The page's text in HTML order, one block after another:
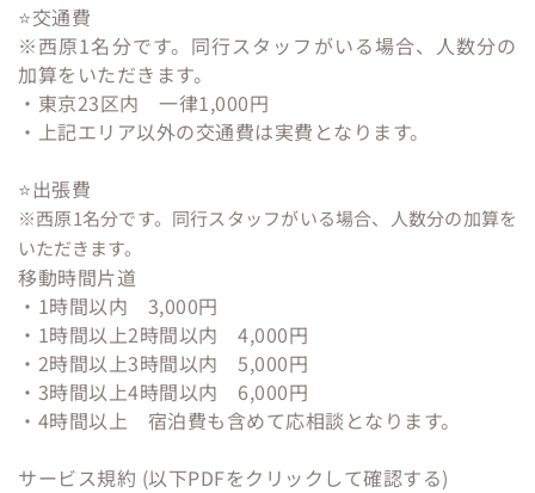
​⭐️交通費
※西原1名分です。同行スタッフがいる場合、人数分の
加算をいただきます。
・東京23区内　一律1,000円
​・上記エリア以外の交通費は実費となります。
⭐️出張費
※西原1名分です。同行スタッフがいる場合、人数分の加算を
いただきます。
移動時間片道
・1時間以内　3,000円
・1時間以上2時間以内　4,000円
・2時間以上3時間以内　5,000円
・3時間以上4時間以内　6,000円
・4時間以上　宿泊費も含めて応相談となります。
サービス規約 (以下PDFをクリックして確認する)